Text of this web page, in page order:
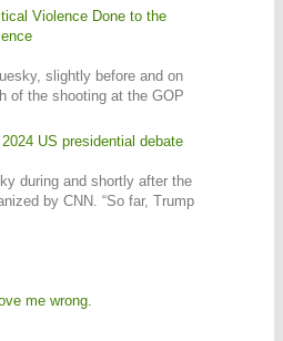
Violence Done to the
slightly before and on
of the shooting at the GOP
US presidential debate
during and shortly after the
by CNN. “So far, Trump
me wrong.